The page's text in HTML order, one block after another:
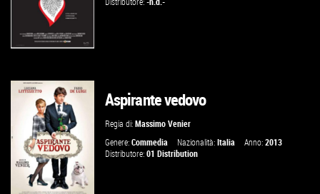
VAI ALLA SCHEDA
Aspirante vedovo
Regia di:Massimo Venier
Genere:Commedia Nazionalità:Italia Anno:2013
Distributore:01 Distribution